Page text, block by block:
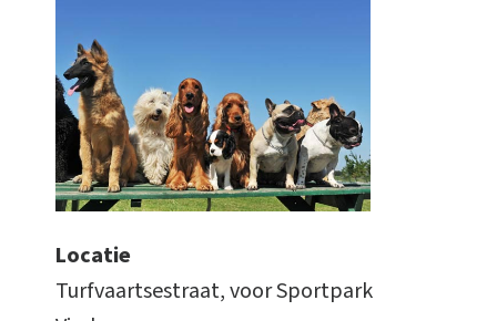
Locatie
Turfvaartsestraat, voor Sportpark